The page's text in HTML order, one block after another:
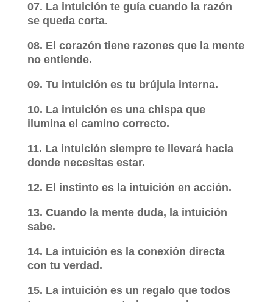
07. La intuición te guía cuando la razón
se queda corta.
08. El corazón tiene razones que la mente
no entiende.
09. Tu intuición es tu brújula interna.
10. La intuición es una chispa que
ilumina el camino correcto.
11. La intuición siempre te llevará hacia
donde necesitas estar.
12. El instinto es la intuición en acción.
13. Cuando la mente duda, la intuición
sabe.
14. La intuición es la conexión directa
con tu verdad.
15. La intuición es un regalo que todos